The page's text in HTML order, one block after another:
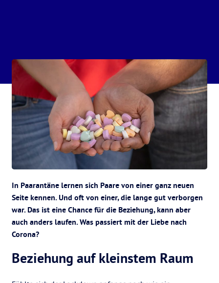
In Paarantäne lernen sich Paare von einer ganz neuen
Seite kennen. Und oft von einer, die lange gut verborgen
war. Das ist eine Chance für die Beziehung, kann aber
auch anders laufen. Was passiert mit der Liebe nach
Corona?
Beziehung auf kleinstem Raum